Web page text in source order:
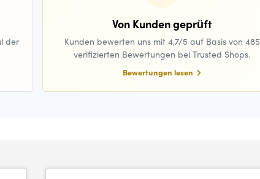
der
Von Kunden geprüft
Kunden bewerten uns mit 4,7/5 auf Basis von 485
verifizierten Bewertungen bei Trusted Shops.
Bewertungen lesen